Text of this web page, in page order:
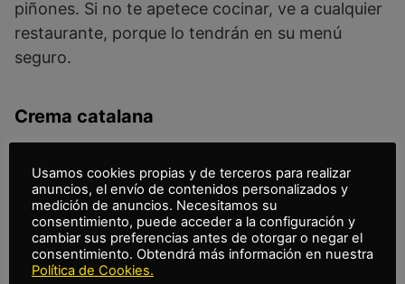
piñones. Si no te apetece cocinar, ve a cualquier
restaurante, porque lo tendrán en su menú
seguro.
Crema catalana
Solo hay un plato que puede cerrar este delicioso
listado… ¡Y es el postre más sabroso y típico de
la región: lacrema catalana ! Sin lugar a dudas,
un fantástico manjar, muy deseado por turistas.
Usamos cookies propias y de terceros para realizar
anuncios, el envío de contenidos personalizados y
medición de anuncios. Necesitamos su
consentimiento, puede acceder a la configuración y
cambiar sus preferencias antes de otorgar o negar el
consentimiento. Obtendrá más información en nuestra
Política de Cookies.